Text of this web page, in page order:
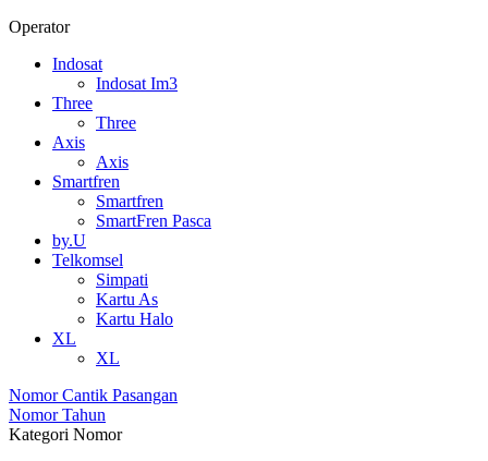
Operator
Indosat
Indosat Im3
Three
Three
Axis
Axis
Smartfren
Smartfren
SmartFren Pasca
by.U
Telkomsel
Simpati
Kartu As
Kartu Halo
XL
XL
Nomor Cantik Pasangan
Nomor Tahun
Kategori Nomor